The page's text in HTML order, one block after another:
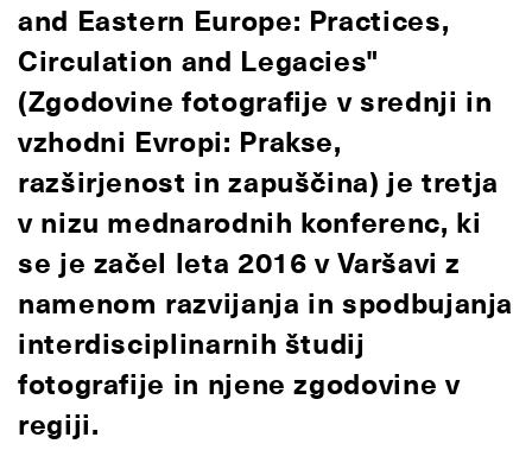
and Eastern Europe: Practices,
Circulation and Legacies"
(Zgodovine fotografije v srednji in
vzhodni Evropi: Prakse,
razširjenost in zapuščina) je tretja
v nizu mednarodnih konferenc, ki
se je začel leta 2016 v Varšavi z
namenom razvijanja in spodbujanja
interdisciplinarnih študij
fotografije in njene zgodovine v
regiji.